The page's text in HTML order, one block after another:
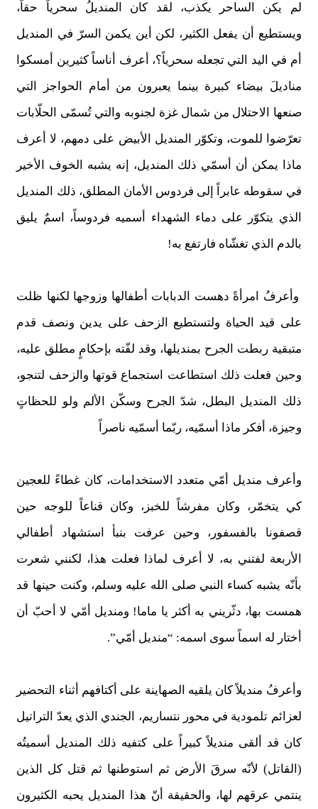
لم يكن الساحر يكذب، لقد كان المنديلُ سحرياً حقاً،
ويستطيع أن يفعل الكثير، لكن أين يكمن السرّ في المنديل
أم في اليد التي تجعله سحرياً؟، أعرف أناساً كثيرين أمسكوا
مناديلَ بيضاء كبيرة بينما يعبرون من أمام الحواجز التي
صنعها الاحتلال من شمال غزة لجنوبه والتي تُسمّى الحلّابات
تعرّضوا للموت، وتكوّر المنديل الأبيض على دمهم، لا أعرف
ماذا يمكن أن أسمّي ذلك المنديل، إنه يشبه الخوف الأخير
في سقوطه عابراً إلى فردوس الأمان المطلق، ذلك المنديل
الذي يتكوّر على دماء الشهداء أسميه فردوساً، اسمٌ يليق
بالدم الذي تغشّاه فارتفع به!
وأعرفُ امرأةً دهست الدبابات أطفالها وزوجها لكنها ظلت
على قيد الحياة ولتستطيع الزحف على يدين ونصف قدم
متبقية ربطت الجرح بمنديلها، وقد لفّته بإحكامٍ مطلق عليه،
وحين فعلت ذلك استطاعت استجماع قوتها والزحف لتنجو،
ذلك المنديل البطل، شدّ الجرح وسكّن الألم ولو للحظاتٍ
وجيزة، أفكر ماذا أسمّيه، ربّما أسمّيه ناصراً
وأعرف منديل أمّي متعدد الاستخدامات، كان غطاءً للعجين
كي يتخمّر، وكان مفرشاً للخبز، وكان قناعاً للوجه حين
قصفونا بالفسفور، وحين عرفت بنبأ استشهاد أطفالي
الأربعة لفتني به، لا أعرف لماذا فعلت هذا، لكنني شعرت
بأنّه يشبه كساء النبي صلى الله عليه وسلم، وكنت حينها قد
همست بها، دثّريني به أكثر يا ماما! ومنديل أمّي لا أحبّ أن
أختار له اسماً سوى اسمه: “منديل أمّي”.
وأعرفُ منديلاً كان يلقيه الصهاينة على أكتافهم أثناء التحضير
لعزائم تلمودية في محور نتساريم، الجندي الذي يعدّ التراتيل
كان قد ألقى منديلاً كبيراً على كتفيه ذلك المنديل أسميتُه
(القاتل) لأنّه سرقَ الأرض ثم استوطنها ثم قتل كل الذين
ينتمي عرقهم لها، والحقيقة أنّ هذا المنديل يحبه الكثيرون